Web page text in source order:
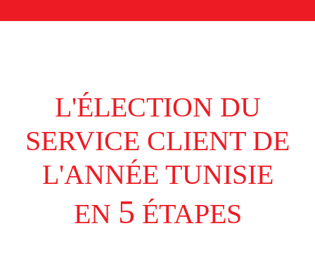
L'ÉLECTION DU
SERVICE CLIENT DE
L'ANNÉE TUNISIE
EN 5 ÉTAPES